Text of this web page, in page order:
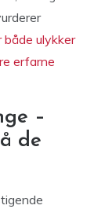
ulykker
erfarne
–
de